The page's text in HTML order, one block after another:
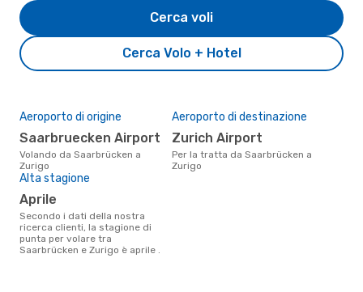
Cerca Volo + Hotel
Cerca voli
Aeroporto di origine
Saarbruecken Airport
Volando da Saarbrücken a
Zurigo
Aeroporto di destinazione
Zurich Airport
Per la tratta da Saarbrücken a
Zurigo
Alta stagione
aprile
Secondo i dati della nostra
ricerca clienti, la stagione di
punta per volare tra
Saarbrücken e Zurigo è aprile .